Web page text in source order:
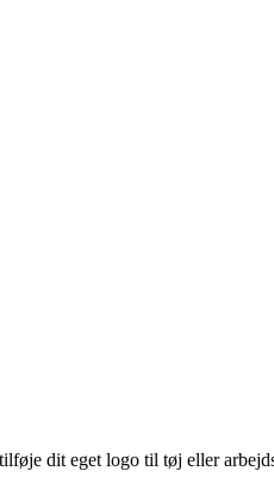
dit eget logo til tøj eller